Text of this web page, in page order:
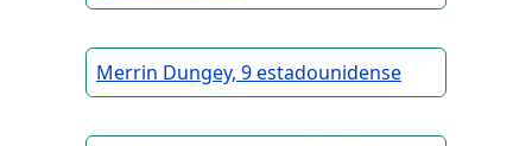
Merrin Dungey, 9 estadounidense